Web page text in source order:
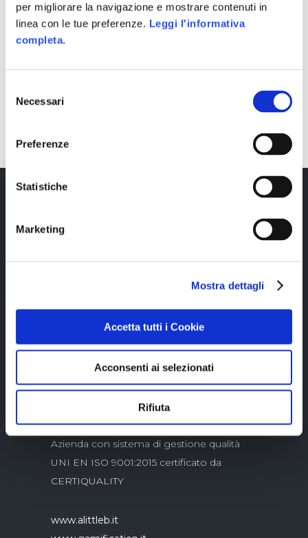
per migliorare la navigazione e mostrare contenuti in
linea con le tue preferenze. Leggi l'informativa
completa.
delNecessari
Preferenze
Statistiche
Marketing
Mostra dettagli
Accetta tutti i Cookie
Acconsenti ai selezionati
Rifiuta
Copyright © 2023 Alittleb.it SRL.- P.IVA
05894340966
Azienda con sistema di gestione qualità
UNI EN ISO 9001:2015 certificato da
CERTIQUALITY
www.alittleb.it